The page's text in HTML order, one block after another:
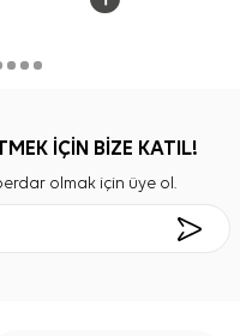
İÇİN BİZE KATIL!
olmak için üye ol.